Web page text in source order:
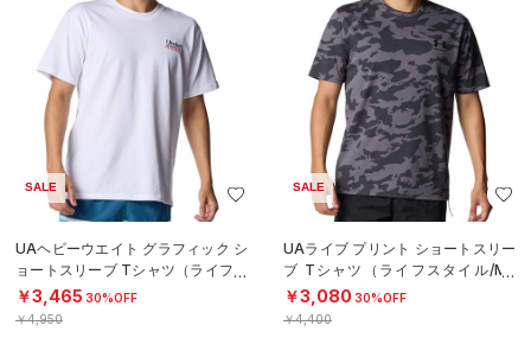
SALE
UAヘビーウエイト グラフィック シ
ョートスリーブ Tシャツ（ライフス
タイル/MEN）
￥3,465 30%OFF
￥4,950
SALE
UAライブ プリント ショートスリー
ブ Tシャツ（ライフスタイル/ME
N）
￥3,080 30%OFF
￥4,400